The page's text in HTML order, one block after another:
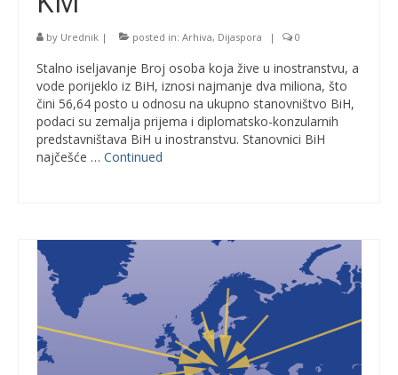
by Urednik | posted in: Arhiva, Dijaspora | 0
Stalno iseljavanje Broj osoba koja žive u inostranstvu, a
vode porijeklo iz BiH, iznosi najmanje dva miliona, što
čini 56,64 posto u odnosu na ukupno stanovništvo BiH,
podaci su zemalja prijema i diplomatsko-konzularnih
predstavništava BiH u inostranstvu. Stanovnici BiH
najčešće … Continued